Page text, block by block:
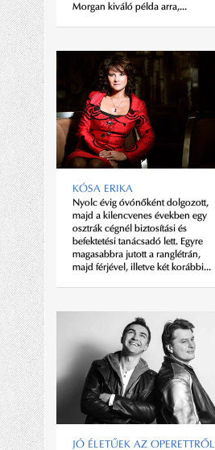
Morgan kiváló példa arra,...
KÓSA ERIKA
Nyolc évig óvónőként dolgozott,
majd a kilencvenes években egy
osztrák cégnél biztosítási és
befektetési tanácsadó lett. Egyre
magasabbra jutott a ranglétrán,
majd férjével, illetve két korábbi...
JÓ ÉLETŰEK AZ OPERETTRŐL